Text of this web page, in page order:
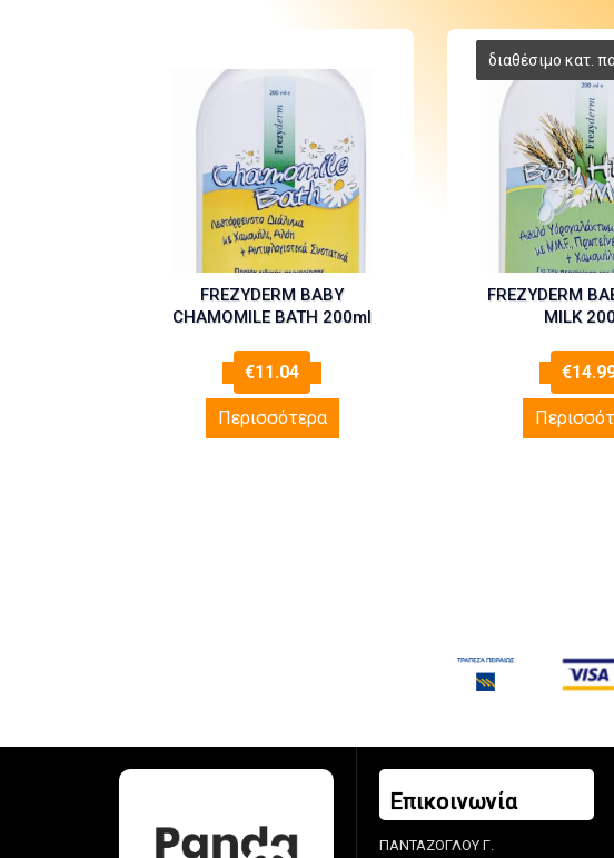
FREZYDERM BABY
CHAMOMILE BATH 200ml
€11.04
Περισσότερα
FREZYDERM
MILK
€
Επικοινωνία
ΠΑΝΤΑΖΟΓΛΟΥ Γ.